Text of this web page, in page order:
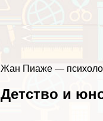
Жан Пиаже — психолог
Детство и